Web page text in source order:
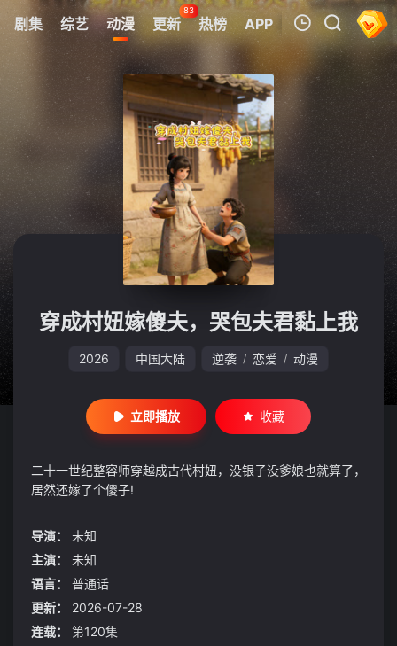
剧集 综艺 动漫 更新
83
热榜 APP
我的观影记录
暂无观看影片的记录
穿成村妞嫁傻夫，哭包夫君黏上我
2026 中国大陆 逆袭 / 恋爱 / 动漫
立即播放 收藏
二十一世纪整容师穿越成古代村妞，没银子没爹娘也就算了，
居然还嫁了个傻子!
导演：
未知
主演：
未知
语言：
普通话
更新：
2026-07-28
连载：
第120集